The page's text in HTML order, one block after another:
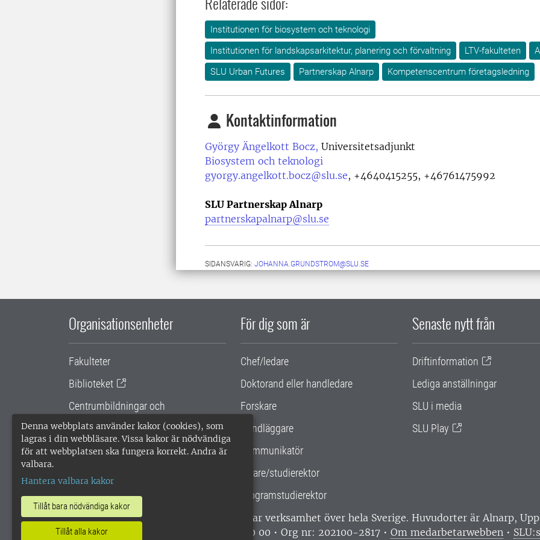
Denna webbplats använder kakor (cookies), som
lagras i din webbläsare. Vissa kakor är nödvändiga
för att webbplatsen ska fungera korrekt. Andra är
valbara.
Hantera valbara kakor
Tillåt bara nödvändiga kakor
Tillåt alla kakor
Institutionen för biosystem och teknologi
Institutionen för landskapsarkitektur, planering och förvaltning
LTV-fakulteten
SLU Urban Futures
Partnerskap Alnarp Kompetenscentrum företagsledning
Kontaktinformation
György Ängelkott Bocz, Universitetsadjunkt
Biosystem och teknologi
gyorgy.angelkott.bocz@slu.se, +4640415255, +46761475992
SLU Partnerskap Alnarp
partnerskapalnarp@slu.se
SIDANSVARIG: JOHANNA.GRUNDSTROM@SLU.SE
Organisationsenheter
Fakulteter
Biblioteket
Centrumbildningar och
samarbetsprojekt
Gemensamma verksamhetsstödet
För dig som är
Chef/ledare
Doktorand eller handledare
Forskare
Handläggare
Kommunikatör
Lärare/studierektor
Programstudierektor
Senaste nytt från
Driftinformation
Lediga anställningar
SLU i media
SLU Play
SLU, Sveriges lantbruksuniversitet, har verksamhet över hela Sverige. Huvudorter är Alnarp,
enligt ISO 14001. •
Telefon: 018-67 10 00 • Org nr: 202100-2817 • Om medarbetarwebben •